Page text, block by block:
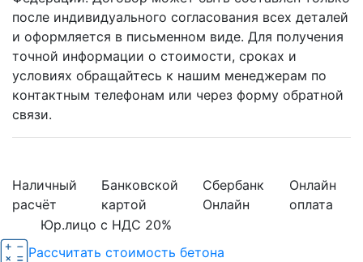
после индивидуального согласования всех деталей
и оформляется в письменном виде. Для получения
точной информации о стоимости, сроках и
условиях обращайтесь к нашим менеджерам по
контактным телефонам или через форму обратной
связи.
Наличный
расчёт
Банковской
картой
Сбербанк
Онлайн
Онлайн
оплата
Юр.лицо с НДС 20%
Рассчитать стоимость бетона